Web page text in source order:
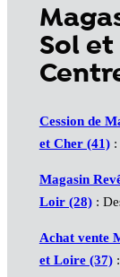
Sol
Cession de
et Cher (41):
Magasin
Loir (28):
Achat vente
et Loire (37):